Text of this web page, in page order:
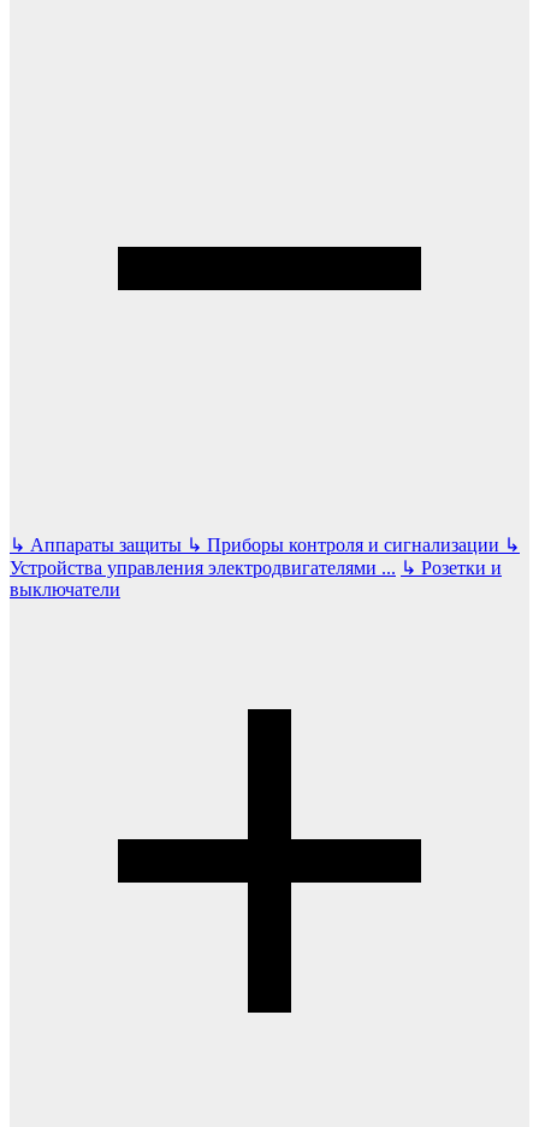
↳ Аппараты защиты ↳ Приборы контроля и сигнализации ↳
Устройства управления электродвигателями ... ↳ Розетки и
выключатели